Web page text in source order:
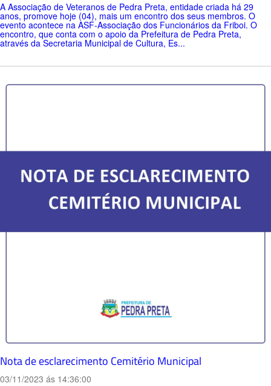
A Associação de Veteranos de Pedra Preta, entidade criada há 29
anos, promove hoje (04), mais um encontro dos seus membros. O
evento acontece na ASF-Associação dos Funcionários da Friboi. O
encontro, que conta com o apoio da Prefeitura de Pedra Preta,
através da Secretaria Municipal de Cultura, Es...
Nota de esclarecimento Cemitério Municipal
03/11/2023 ás 14:36:00